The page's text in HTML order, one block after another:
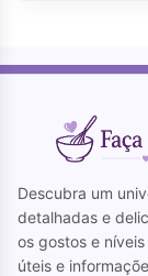
Descubra um
detalhadas e
os gostos e
úteis e